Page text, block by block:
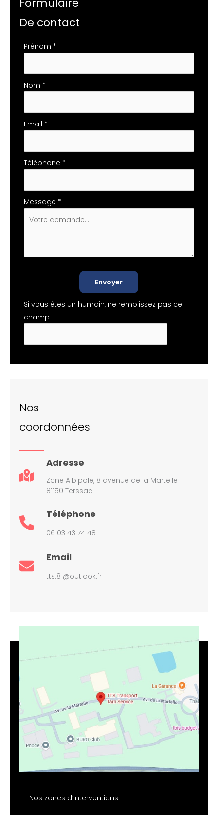
Formulaire
De contact
Formulaire
téléphone
Prénom *
Nom *
Email *
Téléphone *
Message *
Envoyer
Si vous êtes un humain, ne remplissez pas ce
champ.
Nos
coordonnées
Adresse
Zone Albipole, 8 avenue de la Martelle
81150 Terssac
Téléphone
06 03 43 74 48
Email
tts.81@outlook.fr
Nos zones d’interventions